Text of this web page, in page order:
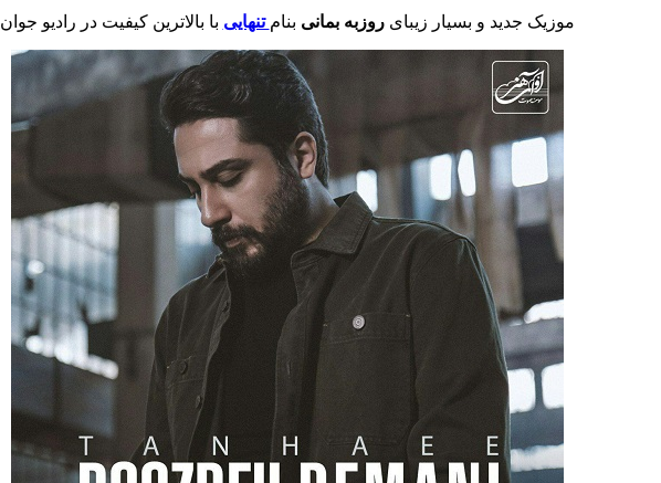
موزیک جدید و بسیار زیبای روزبه بمانی بنام تنهایی با بالاترین کیفیت در رادیو جوان